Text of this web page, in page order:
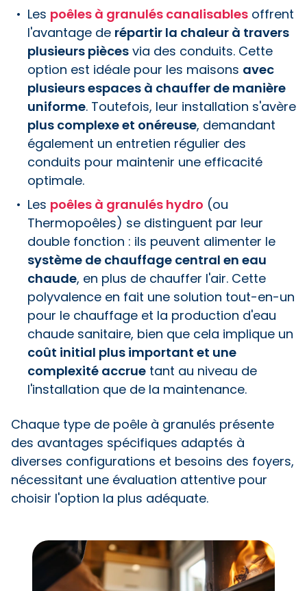
Les poêles à granulés canalisables offrent
l'avantage de répartir la chaleur à travers
plusieurs pièces via des conduits. Cette
option est idéale pour les maisons avec
plusieurs espaces à chauffer de manière
uniforme. Toutefois, leur installation s'avère
plus complexe et onéreuse, demandant
également un entretien régulier des
conduits pour maintenir une efficacité
optimale.
Les poêles à granulés hydro (ou
Thermopoêles) se distinguent par leur
double fonction : ils peuvent alimenter le
système de chauffage central en eau
chaude, en plus de chauffer l'air. Cette
polyvalence en fait une solution tout-en-un
pour le chauffage et la production d'eau
chaude sanitaire, bien que cela implique un
coût initial plus important et une
complexité accrue tant au niveau de
l'installation que de la maintenance.
Chaque type de poêle à granulés présente
des avantages spécifiques adaptés à
diverses configurations et besoins des foyers,
nécessitant une évaluation attentive pour
choisir l'option la plus adéquate.